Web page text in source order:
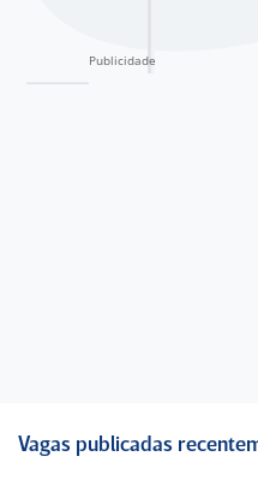
Vagas publicadas